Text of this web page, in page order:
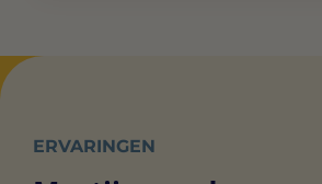
ERVARINGEN